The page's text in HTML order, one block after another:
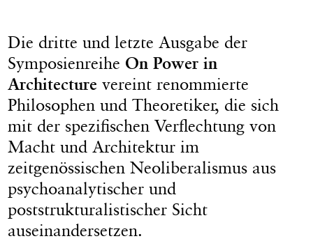
Die dritte und letzte Ausgabe der
Symposienreihe On Power in
Architecture vereint renommierte
Philosophen und Theoretiker, die sich
mit der spezifischen Verflechtung von
Macht und Architektur im
zeitgenössischen Neoliberalismus aus
psychoanalytischer und
poststrukturalistischer Sicht
auseinandersetzen.